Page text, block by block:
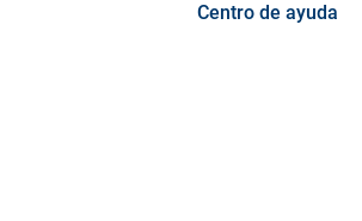
Centro de ayuda